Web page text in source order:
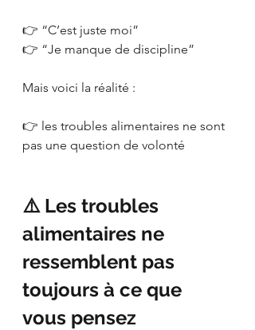
👉 “C’est juste moi”
👉 “Je manque de discipline”
Mais voici la réalité :
👉 les troubles alimentaires ne sont
pas une question de volonté
⚠️ Les troubles
alimentaires ne
ressemblent pas
toujours à ce que
vous pensez